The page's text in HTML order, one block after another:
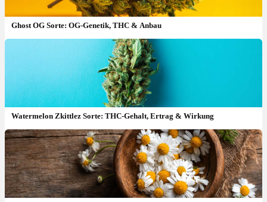
Ghost OG Sorte: OG-Genetik, THC & Anbau
Watermelon Zkittlez Sorte: THC-Gehalt, Ertrag & Wirkung
Strawberry Guava Sorte: THC, Geschmack & wie anbauen?